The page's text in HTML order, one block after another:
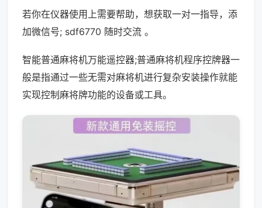
若你在仪器使用上需要帮助，想获取一对一指导，添
加微信号; sdf6770 随时交流 。
智能普通麻将机万能遥控器;普通麻将机程序控牌器一
般是指通过一些无需对麻将机进行复杂安装操作就能
实现控制麻将牌功能的设备或工具。